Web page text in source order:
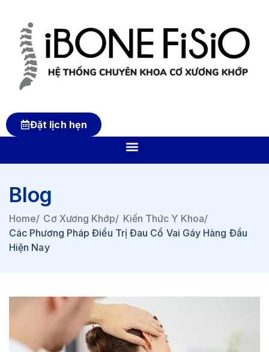
Đặt lịch hẹn
Blog
Home/ Cơ Xương Khớp/ Kiến Thức Y Khoa/
Các Phương Pháp Điều Trị Đau Cổ Vai Gáy Hàng Đầu
Hiện Nay